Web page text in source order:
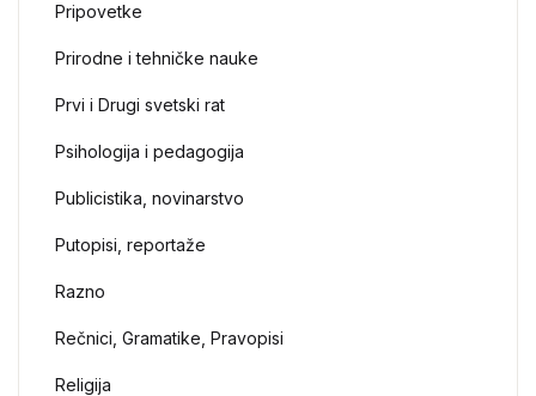
Pripovetke
Prirodne i tehničke nauke
Prvi i Drugi svetski rat
Psihologija i pedagogija
Publicistika, novinarstvo
Putopisi, reportaže
Razno
Rečnici, Gramatike, Pravopisi
Religija